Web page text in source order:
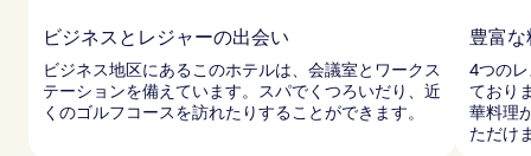
ビジネスとレジャーの出会い
ビジネス地区にあるこのホテルは、会議室とワークス
テーションを備えています。スパでくつろいだり、近
くのゴルフコースを訪れたりすることができます。
豊富
4つの
ており
華料理
ただけ